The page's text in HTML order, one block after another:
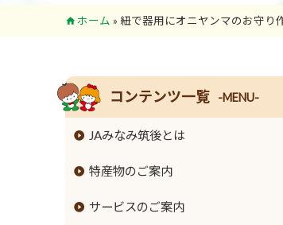
ホーム » 紐で器用にオニヤンマのお守り
コンテンツ一覧 -MENU-
JAみなみ筑後とは
組合長挨拶
組合員数･組合員組織
特産物のご案内
米
サービスのご案内